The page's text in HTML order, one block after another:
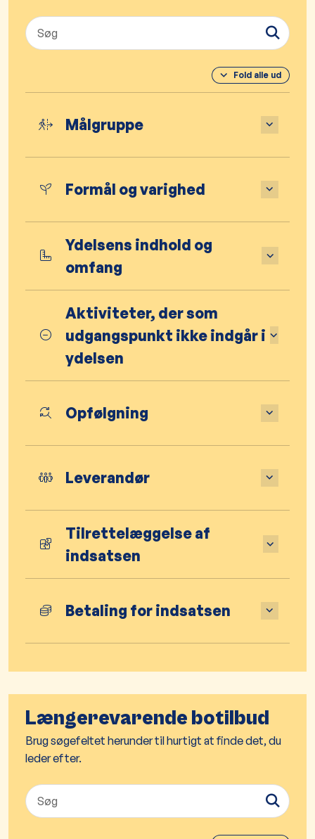
Fold alle ud
Målgruppe
Formål og varighed
Ydelsens indhold og
omfang
Aktiviteter, der som
udgangspunkt ikke indgår i
ydelsen
Opfølgning
Leverandør
Tilrettelæggelse af
indsatsen
Betaling for indsatsen
Længerevarende botilbud
Brug søgefeltet herunder til hurtigt at finde det, du
leder efter.